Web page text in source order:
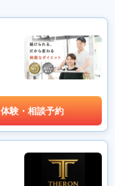
体験・相談予約